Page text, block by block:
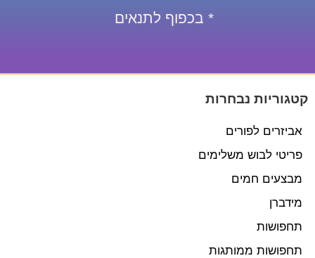
* בכפוף לתנאים
קטגוריות נבחרות
אביזרים לפורים
פריטי לבוש משלימים
מבצעים חמים
מידברן
תחפושות
תחפושות ממותגות